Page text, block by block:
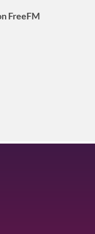
FreeFM